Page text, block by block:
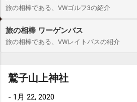
旅の相棒である、VWゴルフ3の紹介
旅の相棒 ワーゲンバス
旅の相棒である、VWレイトバスの紹介
鷲子山上神社
- 1月 22, 2020